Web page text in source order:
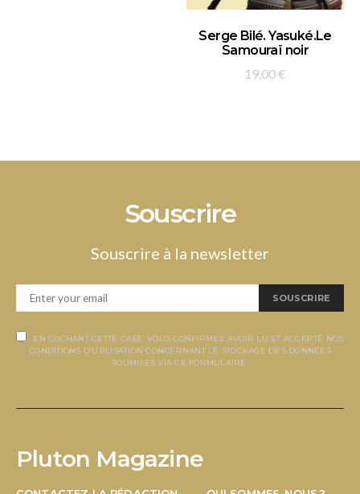
AJOUTER AU PANIER
Serge Bilé. Yasuké.Le
Samouraï noir
19,00 €
Souscrire
Souscrire à la newsletter
SOUSCRIRE
EN COCHANT CETTE CASE, VOUS CONFIRMEZ AVOIR LU ET ACCEPTÉ NOS
CONDITIONS D’UTILISATION CONCERNANT LE STOCKAGE DES DONNÉES
SOUMISES VIA CE FORMULAIRE.
Pluton Magazine